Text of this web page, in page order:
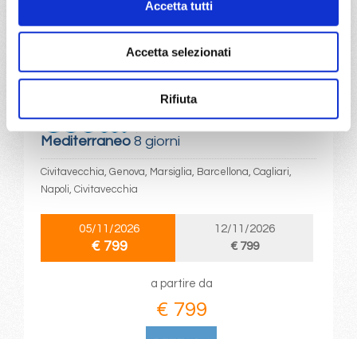
Accetta tutti
Accetta selezionati
Rifiuta
DETTAGLI
Mediterraneo8 giorni
Toscana
Civitavecchia, Genova, Marsiglia, Barcellona, Cagliari,
Napoli, Civitavecchia
05/11/2026
€ 799
12/11/2026
€ 799
a partire da
€ 799